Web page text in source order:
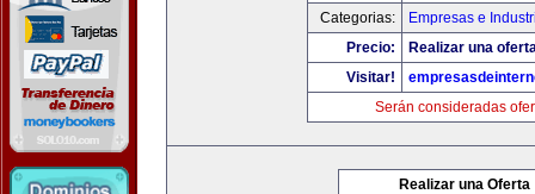
Categorias:
Empresas e
Precio:
Realizar una
Visitar!
Serán consideradas
Realizar una Oferta